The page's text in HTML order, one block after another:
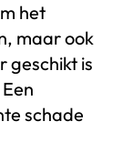
het
maar ook
geschikt is
schade